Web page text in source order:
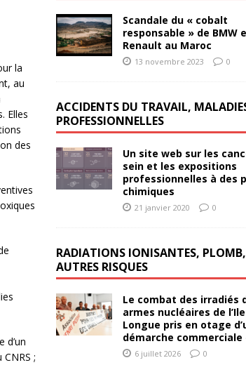
la
au
Elles
des
d’un
;
Scandale du « cobalt
responsable » de BMW
Renault au Maroc
13 novembre 2023 0
ACCIDENTS DU TRAVAIL,
PROFESSIONNELLES
Un site web sur les
sein et les expositions
professionnelles à des
chimiques
21 janvier 2020 0
RADIATIONS IONISANTES, PLOMB,
AUTRES RISQUES
Le combat des irradiés
armes nucléaires de l’Ile
Longue pris en otage
démarche commerciale
6 juillet 2026 0